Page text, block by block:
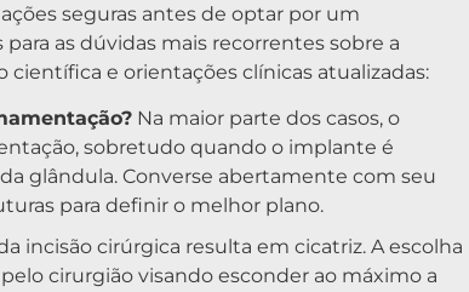
seguras antes de optar por um
as dúvidas mais recorrentes sobre a
científica e orientações clínicas atualizadas:
Na maior parte dos casos, o
sobretudo quando o implante é
glândula. Converse abertamente com seu
para definir o melhor plano.
incisão cirúrgica resulta em cicatriz. A escolha
cirurgião visando esconder ao máximo a